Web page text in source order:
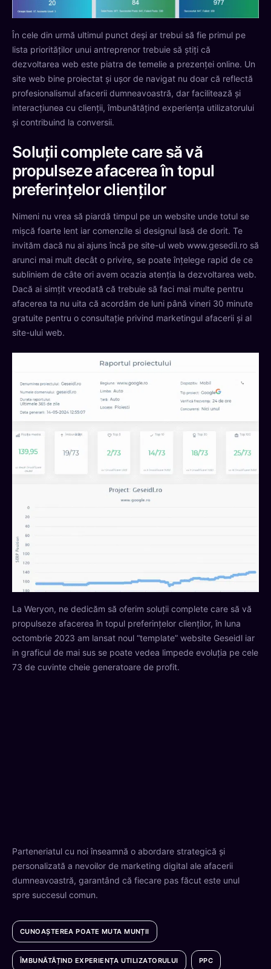
În cele din urmă ultimul punct deși ar trebui să fie primul pe
lista priorităților unui antreprenor trebuie să știți că
dezvoltarea web este piatra de temelie a prezenței online. Un
site web bine proiectat și ușor de navigat nu doar că reflectă
profesionalismul afacerii dumneavoastră, dar facilitează și
interacțiunea cu clienții, îmbunătățind experiența utilizatorului
și contribuind la conversii.
Soluții complete care să vă
propulseze afacerea în topul
preferințelor clienților
Nimeni nu vrea să piardă timpul pe un website unde totul se
mișcă foarte lent iar comenzile si designul lasă de dorit. Te
invităm dacă nu ai ajuns încă pe site-ul web www.gesedil.ro să
arunci mai mult decât o privire, se poate înțelege rapid de ce
subliniem de câte ori avem ocazia atenția la dezvoltarea web.
Dacă ai simțit vreodată că trebuie să faci mai multe pentru
afacerea ta nu uita că acordăm de luni până vineri 30 minute
gratuite pentru o consultație privind marketingul afacerii și al
site-ului web.
La Weryon, ne dedicăm să oferim soluții complete care să vă
propulseze afacerea în topul preferințelor clienților, în luna
octombrie 2023 am lansat noul “template” website Geseidl iar
in graficul de mai sus se poate vedea limpede evoluția pe cele
73 de cuvinte cheie generatoare de profit.
Parteneriatul cu noi înseamnă o abordare strategică și
personalizată a nevoilor de marketing digital ale afacerii
dumneavoastră, garantând că fiecare pas făcut este unul
spre succesul comun.
CUNOAȘTEREA POATE MUTA MUNȚII
ÎMBUNĂTĂȚIND EXPERIENȚA UTILIZATORULUI PPC